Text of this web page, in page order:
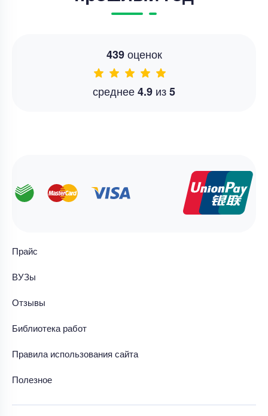
439оценок
среднее4.9 из5
Прайс
ВУЗы
Отзывы
Библиотека работ
Правила использования сайта
Полезное